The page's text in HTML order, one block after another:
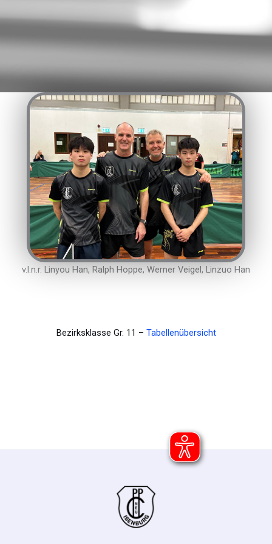
v.l.n.r. Linyou Han, Ralph Hoppe, Werner Veigel, Linzuo Han
Bezirksklasse Gr. 11 – Tabellenübersicht